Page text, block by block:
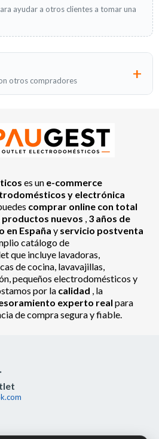
ayudar a otros clientes a tomar una
otros compradores
es un e-commerce
y electrónica
comprar online con total
productos nuevos , 3 años de
en España y servicio postventa
catálogo de
que incluye lavadoras,
de cocina, lavavajillas,
pequeños electrodomésticos y
por la calidad , la
experto real para
de compra segura y fiable.